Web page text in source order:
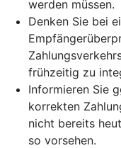
werden müssen.
Denken Sie bei
frühzeitig zu
Informieren Sie
korrekten
nicht bereits
so vorsehen.